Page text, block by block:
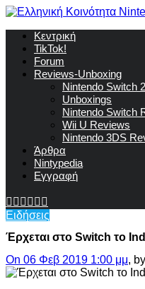
Κεντρική
TikTok!
Forum
Reviews-Unboxing
Nintendo Switch
Unboxings
Nintendo Switch
Wii U Reviews
Nintendo 3DS
Άρθρα
Nintypedia
Εγγραφή
Ειδήσεις
Έρχεται στο Switch το
On 06 Φεβ 2019 1:00 μμ, by